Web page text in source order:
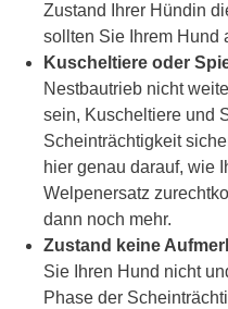
Zustand Ihrer Hündin
sollten Sie Ihrem Hund
Kuscheltiere oder
Nestbautrieb nicht
sein, Kuscheltiere und
Scheinträchtigkeit
hier genau darauf, wie
Welpenersatz
dann noch mehr.
Zustand keine
Sie Ihren Hund nicht
Phase der